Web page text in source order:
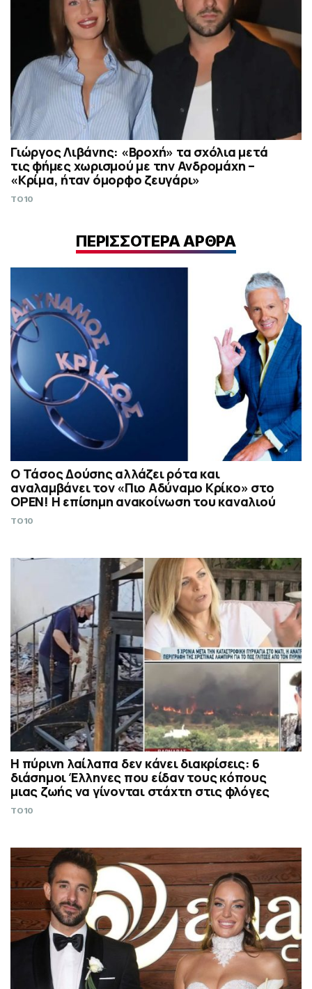
Γιώργος Λιβάνης: «Βροχή» τα σχόλια μετά
τις φήμες χωρισμού με την Ανδρομάχη –
«Κρίμα, ήταν όμορφο ζευγάρι»
TO10
ΠΕΡΙΣΣΟΤΕΡΑ ΑΡΘΡΑ
Ο Τάσος Δούσης αλλάζει ρότα και
αναλαμβάνει τον «Πιο Αδύναμο Κρίκο» στο
OPEN! Η επίσημη ανακοίνωση του καναλιού
TO10
Η πύρινη λαίλαπα δεν κάνει διακρίσεις: 6
διάσημοι Έλληνες που είδαν τους κόπους
μιας ζωής να γίνονται στάχτη στις φλόγες
TO10